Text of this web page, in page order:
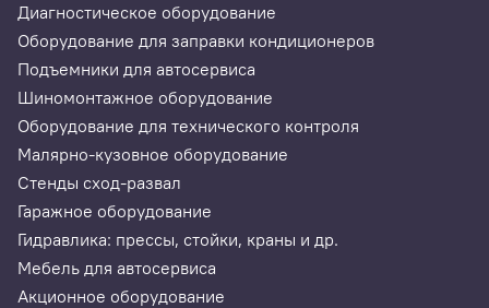
Диагностическое оборудование
Оборудование для заправки кондиционеров
Подъемники для автосервиса
Шиномонтажное оборудование
Оборудование для технического контроля
Малярно-кузовное оборудование
Стенды сход-развал
Гаражное оборудование
Гидравлика: прессы, стойки, краны и др.
Мебель для автосервиса
Акционное оборудование